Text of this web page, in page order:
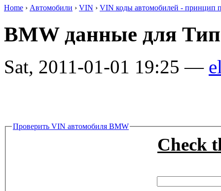
Home › Автомобили › VIN › VIN коды автомобилей - принцип
BMW данные для
Sat, 2011-01-01 19:25 —
Проверить VIN автомобиля BMW
Check